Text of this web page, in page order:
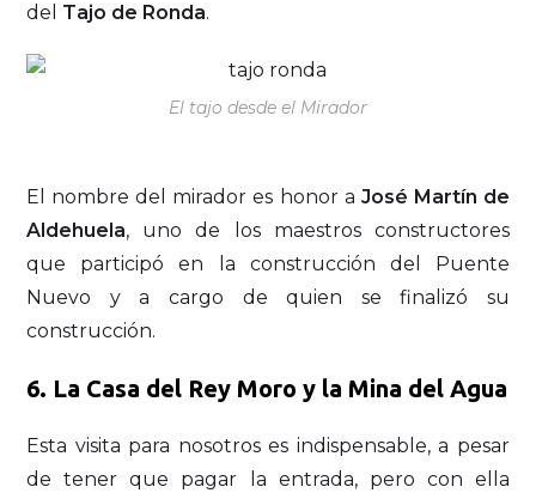
del Tajo de Ronda.
El tajo desde el Mirador
El nombre del mirador es honor a José Martín de
Aldehuela, uno de los maestros constructores
que participó en la construcción del Puente
Nuevo y a cargo de quien se finalizó su
construcción.
6. La Casa del Rey Moro y la Mina del Agua
Esta visita para nosotros es indispensable, a pesar
de tener que pagar la entrada, pero con ella